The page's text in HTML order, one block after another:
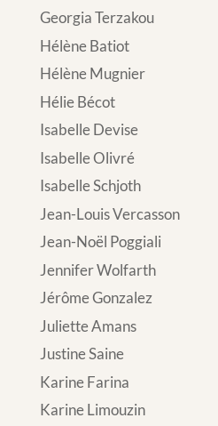
Georgia Terzakou
Hélène Batiot
Hélène Mugnier
Hélie Bécot
Isabelle Devise
Isabelle Olivré
Isabelle Schjoth
Jean-Louis Vercasson
Jean-Noël Poggiali
Jennifer Wolfarth
Jérôme Gonzalez
Juliette Amans
Justine Saine
Karine Farina
Karine Limouzin